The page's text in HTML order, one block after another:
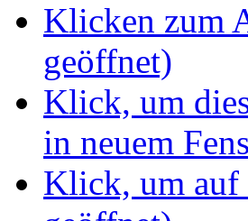
Klicken zum
geöffnet)
Klick, um
in neuem
Klick, um auf